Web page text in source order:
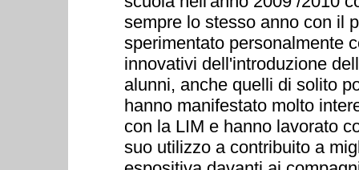
sempre lo stesso anno con il
sperimentato personalmente
innovativi dell'introduzione
alunni, anche quelli di solito
hanno manifestato molto
con la LIM e hanno lavorato
suo utilizzo a contribuito a